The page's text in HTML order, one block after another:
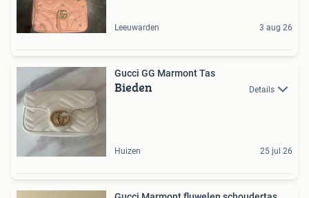
Leeuwarden 3 aug 26
Gucci GG Marmont Tas
Bieden Details
Huizen 25 jul 26